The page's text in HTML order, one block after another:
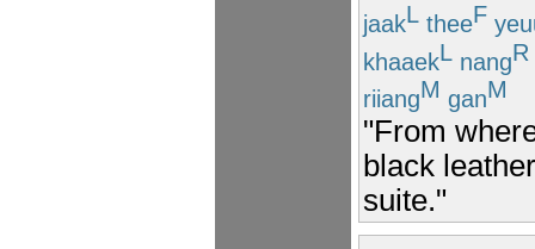
jaakL theeF
khaaekL nangR
riiangM ganM
"From
black
suite."